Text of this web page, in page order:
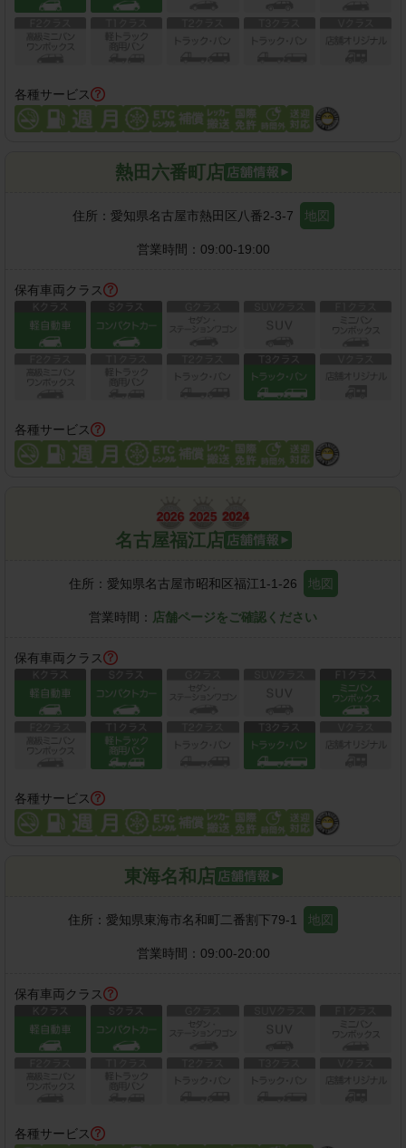
各種サービス
熱田六番町店
住所： 愛知県名古屋市熱田区八番2-3-7 地図
営業時間： 09:00-19:00
保有車両クラス
各種サービス
名古屋福江店
住所： 愛知県名古屋市昭和区福江1-1-26 地図
営業時間： 店舗ページをご確認ください
保有車両クラス
各種サービス
東海名和店
住所： 愛知県東海市名和町二番割下79-1 地図
営業時間： 09:00-20:00
保有車両クラス
各種サービス